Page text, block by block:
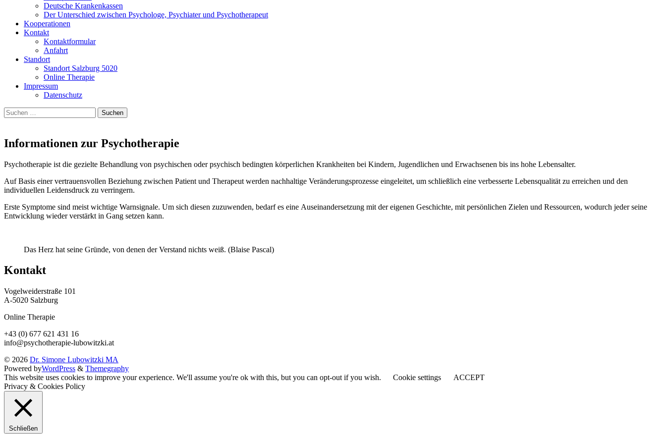
Deutsche Krankenkassen
Der Unterschied zwischen Psychologe, Psychiater und Psychotherapeut
Kooperationen
Kontakt
Kontaktformular
Anfahrt
Standort
Standort Salzburg 5020
Online Therapie
Impressum
Datenschutz
Suchen
nach:
Informationen zur Psychotherapie
Psychotherapie ist die gezielte Behandlung von psychischen oder psychisch bedingten körperlichen Krankheiten bei Kindern, Jugendlichen und Erwachsenen bis ins hohe Lebensalter.
Auf Basis einer vertrauensvollen Beziehung zwischen Patient und Therapeut werden nachhaltige Veränderungsprozesse eingeleitet, um schließlich eine verbesserte Lebensqualität zu erreichen und den
individuellen Leidensdruck zu verringern.
Erste Symptome sind meist wichtige Warnsignale. Um sich diesen zuzuwenden, bedarf es eine Auseinandersetzung mit der eigenen Geschichte, mit persönlichen Zielen und Ressourcen, wodurch jeder seine
Entwicklung wieder verstärkt in Gang setzen kann.
Das Herz hat seine Gründe, von denen der Verstand nichts weiß. (Blaise Pascal)
Kontakt
Vogelweiderstraße 101
A-5020 Salzburg
Online Therapie
+43 (0) 677 621 431 16
info@psychotherapie-lubowitzki.at
© 2026 Dr. Simone Lubowitzki MA
Powered byWordPress & Themegraphy
This website uses cookies to improve your experience. We'll assume you're ok with this, but you can opt-out if you wish.
Cookie settings
ACCEPT
Privacy & Cookies Policy
Schließen